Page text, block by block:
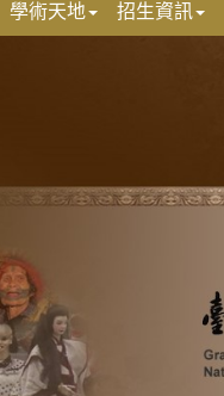
學術天地 招生資訊